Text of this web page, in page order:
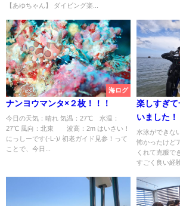
【あゆちゃん】 ダイビング楽...
海ログ
ナンヨウマンタ×２枚！！！
今日の天気：晴れ 気温：27℃ 水温：
27℃ 風向：北東 波高：2m はいさい！
にっしーです(-L-)/ 初老ガイド見参！って
ことで、今日...
楽しすぎて
いました！
水泳ができな
怖かったけど
くれて克服で
すごく良い経